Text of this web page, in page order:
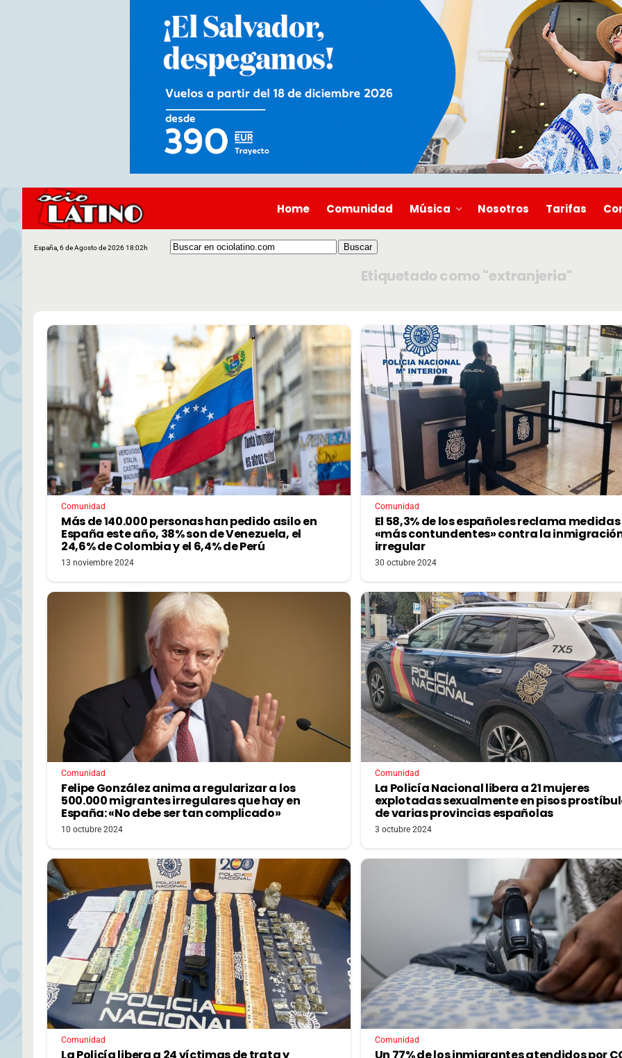
Home Comunidad Música Nosotros Tarifas
España, 6 de Agosto de 2026 18:02h
Etiquetado como "extranjeria"
Comunidad
Más de 140.000 personas han pedido asilo en
España este año, 38% son de Venezuela, el
24,6% de Colombia y el 6,4% de Perú
13 noviembre 2024
Comunidad
El 58,3% de los españoles reclama medidas
«más contundentes» contra la
irregular
30 octubre 2024
Comunidad
Felipe González anima a regularizar a los
500.000 migrantes irregulares que hay en
España: «No debe ser tan complicado»
10 octubre 2024
Comunidad
La Policía Nacional libera a 21 mujeres
explotadas sexualmente en pisos
de varias provincias españolas
3 octubre 2024
Comunidad Comunidad